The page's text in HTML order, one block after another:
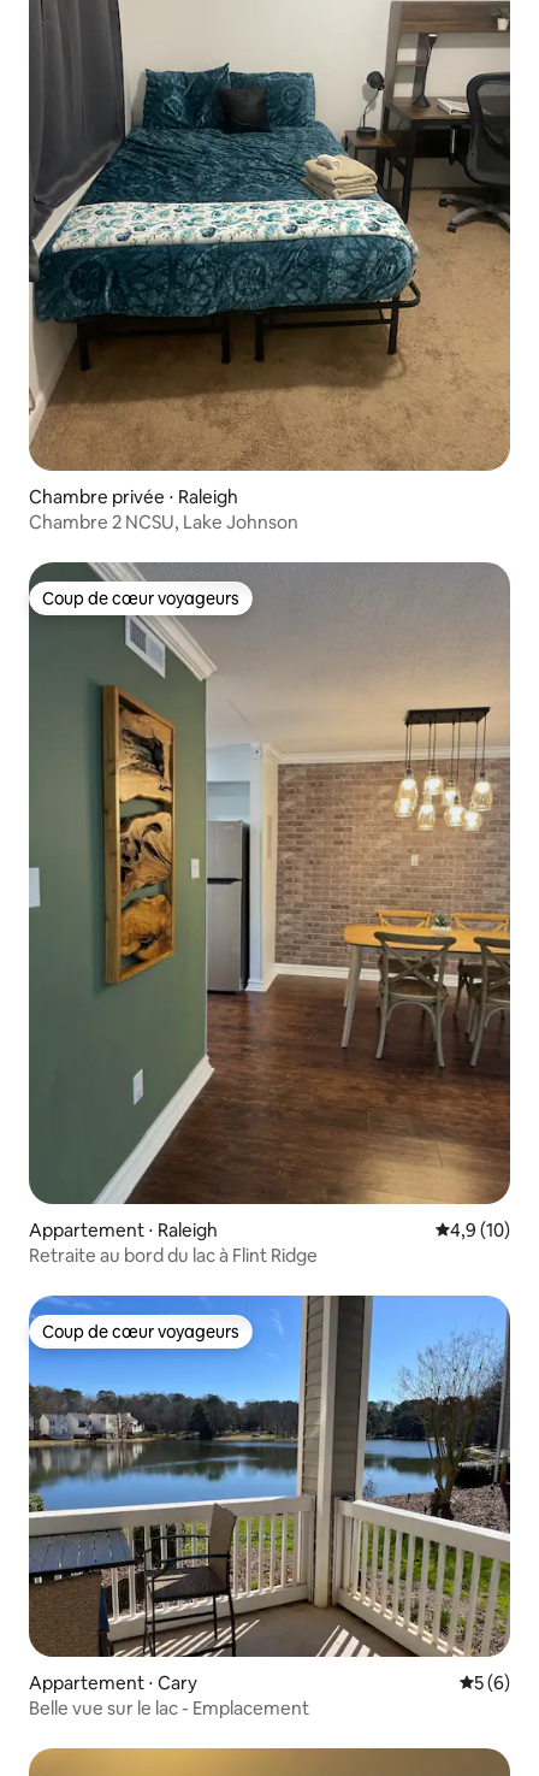
Chambre privée ⋅ Raleigh
Chambre 2 NCSU, Lake Johnson
Coup de cœur voyageurs
Coup de cœur voyageurs
Appartement ⋅ Raleigh Évaluation
4,9 (10)
Retraite au bord du lac à Flint Ridge
Coup de cœur voyageurs
Coup de cœur voyageurs
Appartement ⋅ Cary
5 (6)
Belle vue sur le lac - Emplacement